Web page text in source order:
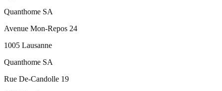
Quanthome SA
Avenue Mon-Repos 24
1005 Lausanne
Quanthome SA
Rue De-Candolle 19